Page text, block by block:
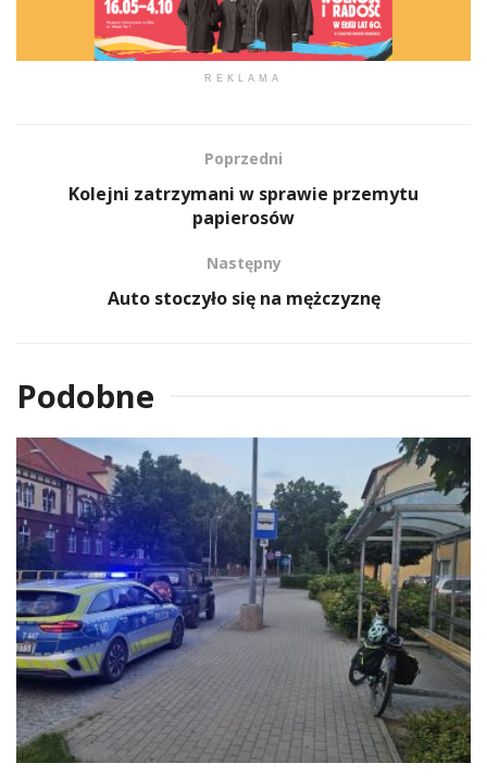
REKLAMA
Poprzedni
Kolejni zatrzymani w sprawie przemytu
papierosów
Następny
Auto stoczyło się na mężczyznę
Podobne